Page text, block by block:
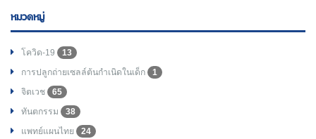
หมวดหมู่
โควิด-19
13
การปลูกถ่ายเซลล์ต้นกำเนิดในเด็ก
1
จิตเวช
65
ทันตกรรม
38
แพทย์แผนไทย
24